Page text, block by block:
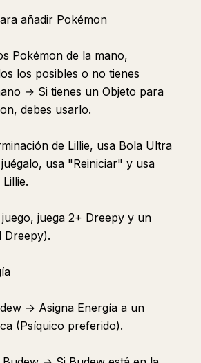
añadir Pokémon
Pokémon de la mano,
los posibles o no tienes
→ Si tienes un Objeto para
debes usarlo.
de Lillie, usa Bola Ultra
usa "Reiniciar" y usa
juega 2+ Dreepy y un
Dreepy).
→ Asigna Energía a un
(Psíquico preferido).